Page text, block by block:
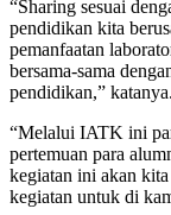
“Sharing sesuai
pendidikan kita
pemanfaatan
bersama-sama
pendidikan,” katanya.
“Melalui IATK ini
pertemuan para
kegiatan ini akan
kegiatan untuk di